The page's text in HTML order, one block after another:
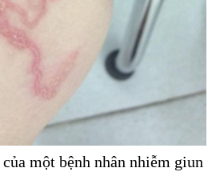
một bệnh nhân nhiễm giun